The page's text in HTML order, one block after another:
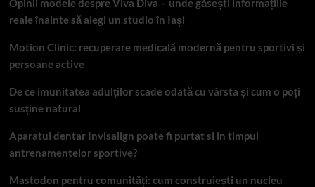
Opinii modele despre Viva Diva – unde găsești informațiile
reale înainte să alegi un studio în Iași
Motion Clinic: recuperare medicală modernă pentru sportivi și
persoane active
De ce imunitatea adulților scade odată cu vârsta și cum o poți
susține natural
Aparatul dentar Invisalign poate fi purtat si in timpul
antrenamentelor sportive?
Mastodon pentru comunități: cum construiești un nucleu